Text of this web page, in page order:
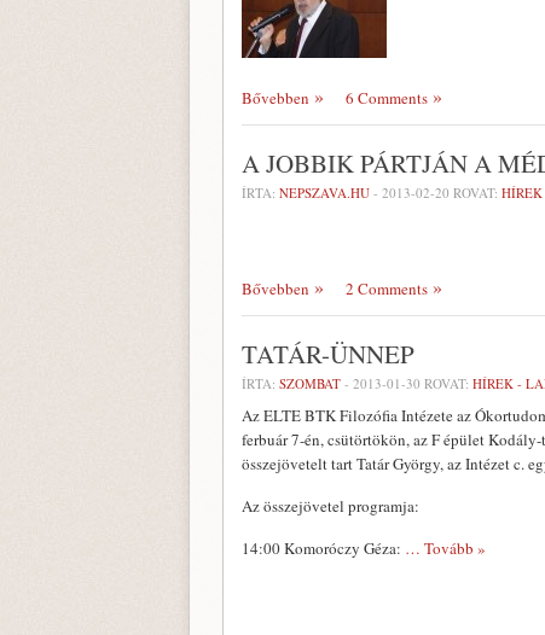
Bővebben 6 Comments
A JOBBIK PÁRTJÁN A
ÍRTA: NEPSZAVA.HU - 2013-02-20 ROVAT:
Bővebben 2 Comments
TATÁR-ÜNNEP
ÍRTA: SZOMBAT - 2013-01-30 ROVAT: HÍREK -
Az ELTE BTK Filozófia Intézete az
ferbuár 7-én, csütörtökön, az F épület
összejövetelt tart Tatár György, az Intézet c.
Az összejövetel programja:
14:00 Komoróczy Géza: … Tovább »